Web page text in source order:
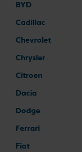
BYD
Cadillac
Chevrolet
Chrysler
Citroen
Dacia
Dodge
Ferrari
Fiat